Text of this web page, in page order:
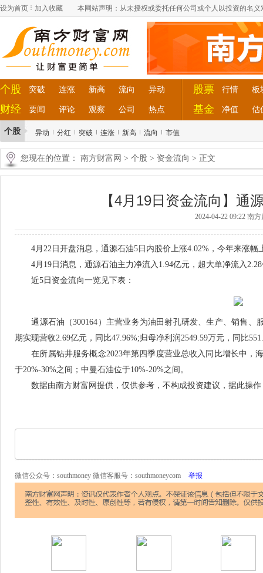
设为首页 加入收藏 本网站声明：从未授权或委托任何公司或个人以投资的名
个股 突破 连涨 新高 流向 异动
财经 要闻 评论 观察 公司 热点
股票 行情 板
基金 净值 估
个股 异动 分红 突破 连涨 新高 流向 市值
您现在的位置： 南方财富网 > 个股 > 资金流向 > 正文
【4月19日资金流向】通
2024-04-22 09:22 南
4月22日开盘消息，通源石油5日内股价上涨4.02%，今年来涨幅
4月19日消息，通源石油主力净流入1.94亿元，超大单净流入2.28
近5日资金流向一览见下表：
通源石油（300164）主营业务为油田射孔研发、生产、销售、
期实现营收2.69亿元，同比47.96%;归母净利润2549.59万元，同比
在所属钻井服务概念2023年第四季度营业总收入同比增长中，
于20%-30%之间；中曼石油位于10%-20%之间。
数据由南方财富网提供，仅供参考，不构成投资建议，据此操作
微信公众号：southmoney 微信客服号：southmoneycom 举报